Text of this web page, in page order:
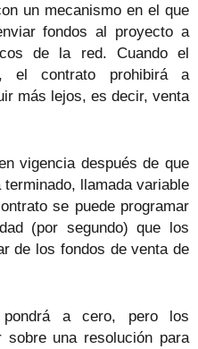
un mecanismo en el que
fondos al proyecto a
de la red. Cuando el
el contrato prohibirá a
más lejos, es decir, venta
vigencia después de que
llamada variable
se puede programar
(por segundo) que los
de los fondos de venta de
a cero, pero los
sobre una resolución para